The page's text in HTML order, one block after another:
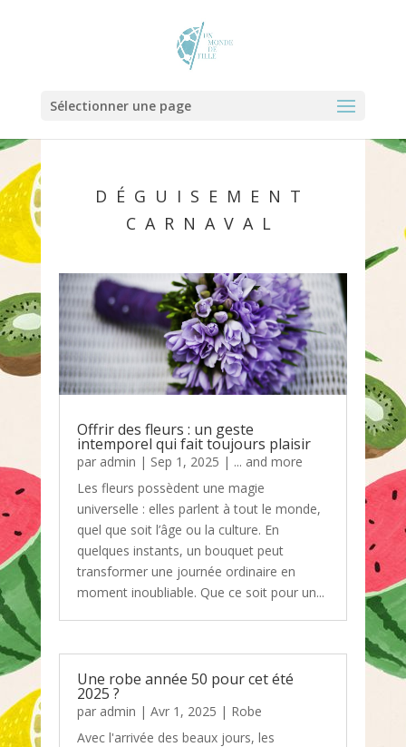
Sélectionner une page
DÉGUISEMENT
CARNAVAL
Offrir des fleurs : un geste
intemporel qui fait toujours plaisir
par admin | Sep 1, 2025 | ... and more
Les fleurs possèdent une magie
universelle : elles parlent à tout le monde,
quel que soit l’âge ou la culture. En
quelques instants, un bouquet peut
transformer une journée ordinaire en
moment inoubliable. Que ce soit pour un...
Une robe année 50 pour cet été
2025 ?
par admin | Avr 1, 2025 | Robe
Avec l'arrivée des beaux jours, les